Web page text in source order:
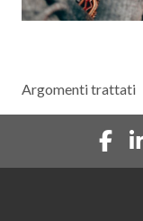
Argomenti trattati